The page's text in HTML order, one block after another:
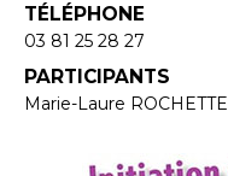
TÉLÉPHONE
03 81 25 28 27
PARTICIPANTS
Marie-Laure ROCHETTE